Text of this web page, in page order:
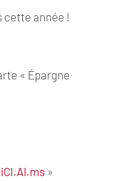
cette année !
« Épargne
»